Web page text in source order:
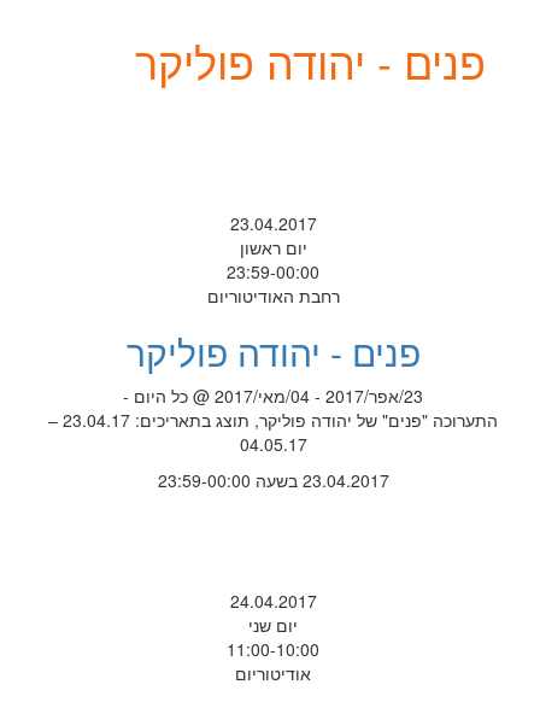
פנים - יהודה פוליקר
23.04.2017
יום ראשון
23:59-00:00
רחבת האודיטוריום
פנים - יהודה פוליקר
23/אפר/2017 - 04/מאי/2017 @ כל היום -
התערוכה "פנים" של יהודה פוליקר, תוצג בתאריכים: 23.04.17 –
04.05.17
23.04.2017 בשעה 23:59-00:00
24.04.2017
יום שני
11:00-10:00
אודיטוריום